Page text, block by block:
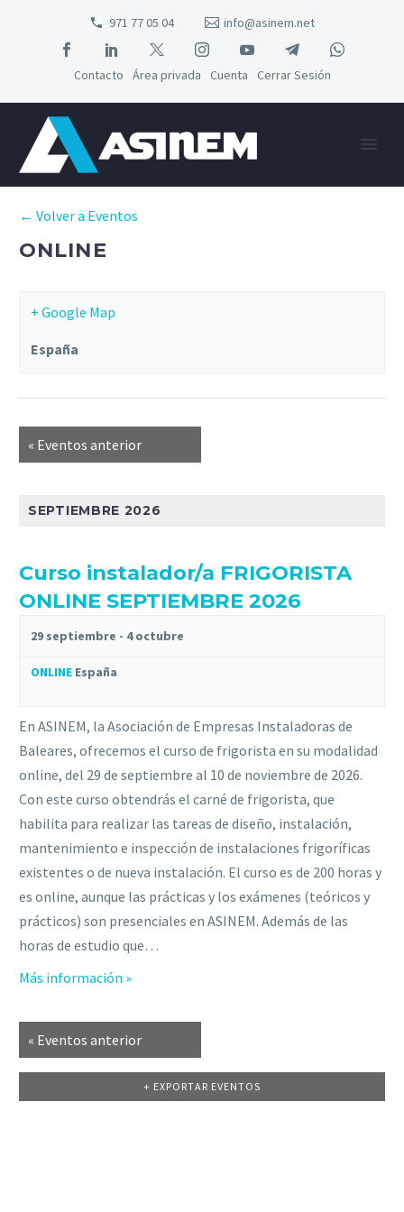
971 77 05 04 info@asinem.net
Contacto Área privada Cuenta Cerrar Sesión
← Volver a Eventos
ONLINE
+ Google Map
España
« Eventos anterior
SEPTIEMBRE 2026
Curso instalador/a FRIGORISTA
ONLINE SEPTIEMBRE 2026
29 septiembre - 4 octubre
ONLINE España
En ASINEM, la Asociación de Empresas Instaladoras de
Baleares, ofrecemos el curso de frigorista en su modalidad
online, del 29 de septiembre al 10 de noviembre de 2026.
Con este curso obtendrás el carné de frigorista, que
habilita para realizar las tareas de diseño, instalación,
mantenimiento e inspección de instalaciones frigoríficas
existentes o de nueva instalación. El curso es de 200 horas y
es online, aunque las prácticas y los exámenes (teóricos y
prácticos) son presenciales en ASINEM. Además de las
horas de estudio que…
Más información »
« Eventos anterior
+ EXPORTAR EVENTOS